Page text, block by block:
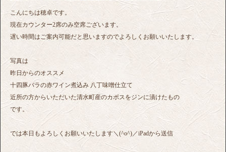
こんにちは穂卓です。
現在カウンター2席のみ空席ございます。
遅い時間はご案内可能だと思いますのでよろしくお願いいたします。
写真は
昨日からのオススメ
十四豚バラの赤ワイン煮込み 八丁味噌仕立て
近所の方からいただいた清水町産のカボスをジンに漬けたもの
です。
では本日もよろしくお願いいたします＼(^o^)／iPadから送信